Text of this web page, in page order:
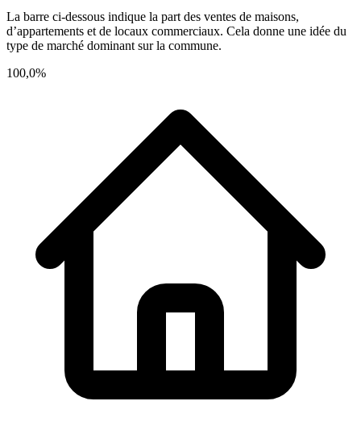
La barre ci-dessous indique la part des ventes de maisons,
d’appartements et de locaux commerciaux. Cela donne une idée du
type de marché dominant sur la commune.
100,0%